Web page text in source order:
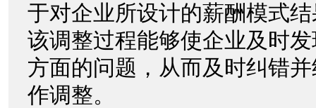
于对企业所设计的薪酬模式
该调整过程能够使企业及时
方面的问题，从而及时纠错
作调整。